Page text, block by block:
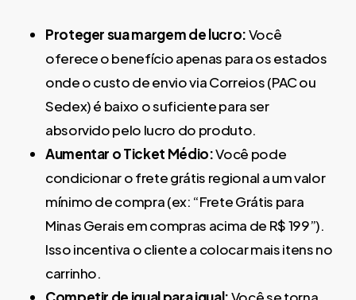
Proteger sua margem de lucro:Você
oferece o benefício apenas para os estados
onde o custo de envio via Correios (PAC ou
Sedex) é baixo o suficiente para ser
absorvido pelo lucro do produto.
Aumentar o Ticket Médio:Você pode
condicionar o frete grátis regional a um valor
mínimo de compra (ex: “Frete Grátis para
Minas Gerais em compras acima de R$ 199”).
Isso incentiva o cliente a colocar mais itens no
carrinho.